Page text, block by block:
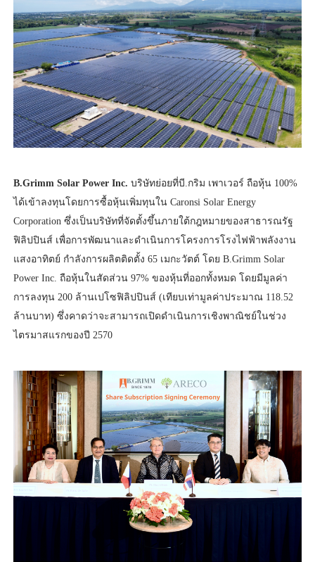
B.Grimm Solar Power Inc. บริษัทย่อยที่บี.กริม เพาเวอร์ ถือหุ้น 100%
ได้เข้าลงทุนโดยการซื้อหุ้นเพิ่มทุนใน Caronsi Solar Energy
Corporation ซึ่งเป็นบริษัทที่จัดตั้งขึ้นภายใต้กฎหมายของสาธารณรัฐ
ฟิลิปปินส์ เพื่อการพัฒนาและดำเนินการโครงการโรงไฟฟ้าพลังงาน
แสงอาทิตย์ กำลังการผลิตติดตั้ง 65 เมกะวัตต์ โดย B.Grimm Solar
Power Inc. ถือหุ้นในสัดส่วน 97% ของหุ้นที่ออกทั้งหมด โดยมีมูลค่า
การลงทุน 200 ล้านเปโซฟิลิปปินส์ (เทียบเท่ามูลค่าประมาณ 118.52
ล้านบาท) ซึ่งคาดว่าจะสามารถเปิดดำเนินการเชิงพาณิชย์ในช่วง
ไตรมาสแรกของปี 2570